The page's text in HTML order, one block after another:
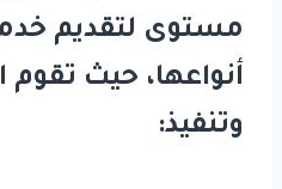
مستوى لتقديم
أنواعها، حيث
وتنفيذ: